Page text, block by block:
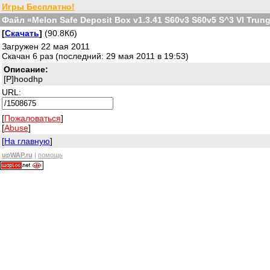
Игры Бесплатно!
Файл «Melon Safe Deposit Box v1.3.41 S60v3 S60v5 S^3 VI
[Скачать] (90.8Кб)
Загружен 22 мая 2011
Скачан 6 раз (последний: 29 мая 2011 в 19:53)
Описание:
[P]hoodhp
URL:
[Пожаловаться]
[Abuse]
[На главную]
upWAP.ru | помощь